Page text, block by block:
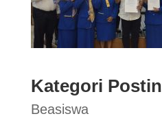
Kategori
Beasiswa